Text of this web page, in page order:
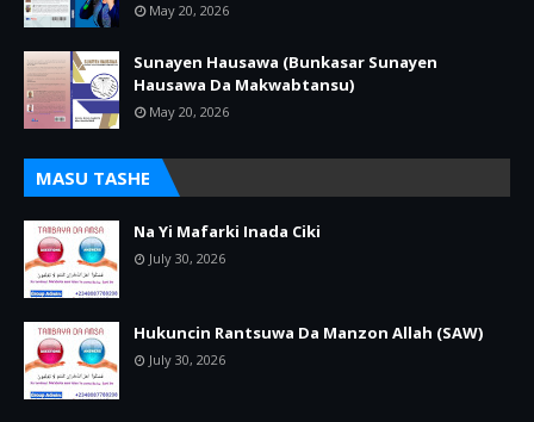
May 20, 2026
Sunayen Hausawa (Bunkasar Sunayen
Hausawa Da Makwabtansu)
May 20, 2026
MASU TASHE
Na Yi Mafarki Inada Ciki
July 30, 2026
Hukuncin Rantsuwa Da Manzon Allah (SAW)
July 30, 2026